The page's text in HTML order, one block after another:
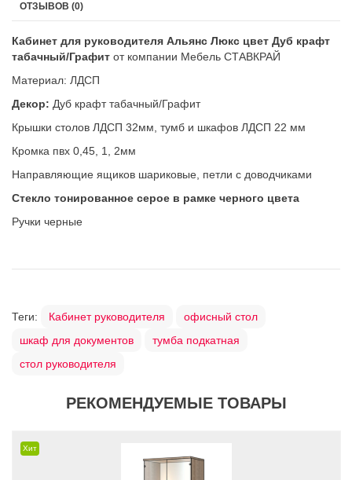
ОТЗЫВОВ (0)
Кабинет для руководителя Альянс Люкс цвет Дуб крафт
табачный/Графит от компании Мебель СТАВКРАЙ
Материал: ЛДСП
Декор: Дуб крафт табачный/Графит
Крышки столов ЛДСП 32мм, тумб и шкафов ЛДСП 22 мм
Кромка пвх 0,45, 1, 2мм
Направляющие ящиков шариковые, петли с доводчиками
Стекло тонированное серое в рамке черного цвета
Ручки черные
Теги: Кабинет руководителя
офисный стол
шкаф для документов
тумба подкатная
стол руководителя
РЕКОМЕНДУЕМЫЕ ТОВАРЫ
Хит